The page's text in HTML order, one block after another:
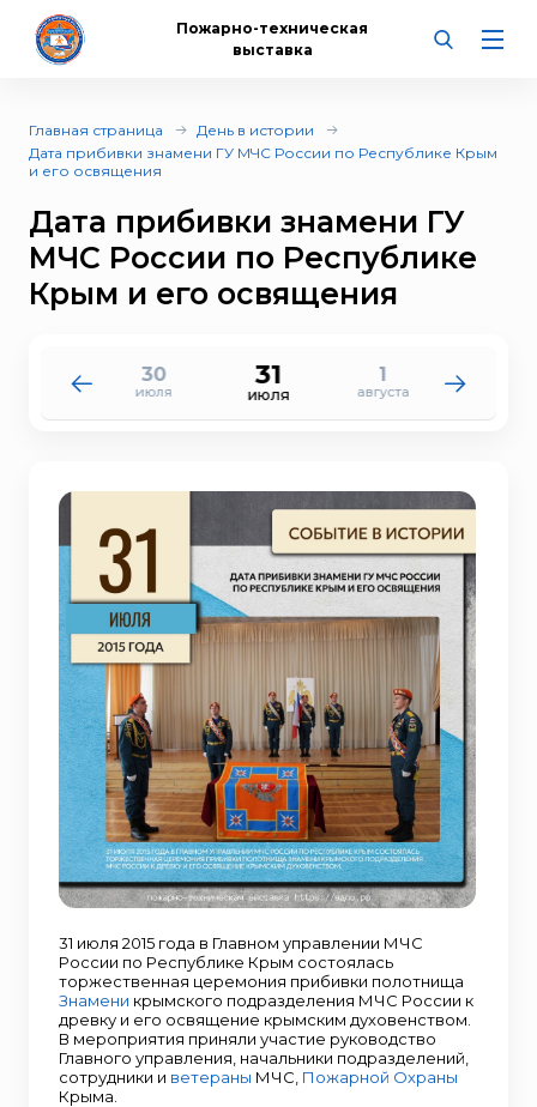
Пожарно-техническая
выставка
Главная страница
День в истории
Дата прибивки знамени ГУ МЧС России по Республике Крым
и его освящения
Дата прибивки знамени ГУ
МЧС России по Республике
Крым и его освящения
30
июля
31
июля
1
августа
31 июля 2015 года в Главном управлении МЧС
России по Республике Крым состоялась
торжественная церемония прибивки полотнища
Знамени крымского подразделения МЧС России к
древку и его освящение крымским духовенством.
В мероприятия приняли участие руководство
Главного управления, начальники подразделений,
сотрудники и ветераны МЧС, Пожарной Охраны
Крыма.